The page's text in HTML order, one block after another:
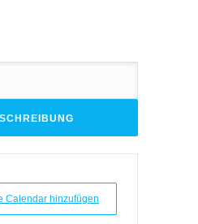
Calendar hinzufügen